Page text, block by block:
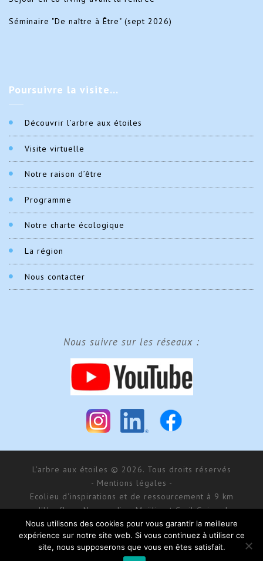
Séminaire "De naître à Être" (sept 2026)
Poursuivre la visite…
Découvrir l’arbre aux étoiles
Visite virtuelle
Notre raison d’être
Programme
Notre charte écologique
La région
Nous contacter
Nous suivre sur les réseaux :
L'arbre aux étoiles © 2026. Tous droits réservés
- Mentions légales -
Ecolieu d'inspirations et de ressourcement à 9 km
d'Honfleur, Normandie - Maÿlis et Cyril Guiraud
SARL MCG Evénements au capital de 177 000 € - RCS
Bernay 488 550 781
168 impasse d’Aumale - 27 210 Fatouville-Grestain
Nous utilisons des cookies pour vous garantir la meilleure
expérience sur notre site web. Si vous continuez à utiliser ce
site, nous supposerons que vous en êtes satisfait.